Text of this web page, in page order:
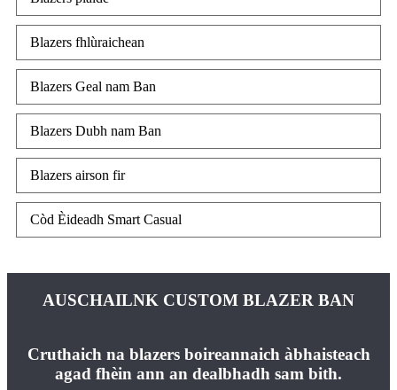
Blazers fhlùraichean
Blazers Geal nam Ban
Blazers Dubh nam Ban
Blazers airson fir
Còd Èideadh Smart Casual
AUSCHAILNK CUSTOM BLAZER BAN
Cruthaich na blazers boireannaich àbhaisteach
agad fhèin ann an dealbhadh sam bith.